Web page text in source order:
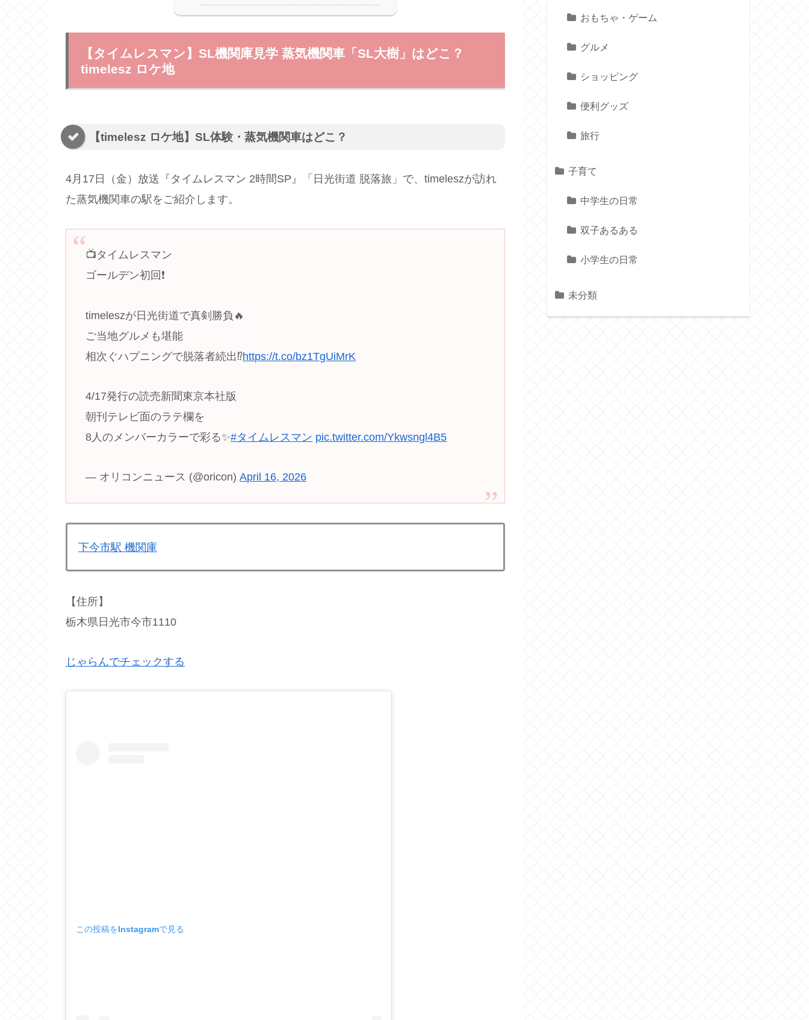
【タイムレスマン】SL機関庫見学 蒸気機関車「SL大樹」はどこ？
timelesz ロケ地
【timelesz ロケ地】SL体験・蒸気機関車はどこ？
4月17日（金）放送『タイムレスマン 2時間SP』「日光街道 脱落旅」で、timeleszが訪れ
た蒸気機関車の駅をご紹介します。
📺タイムレスマン
ゴールデン初回❗️
timeleszが日光街道で真剣勝負🔥
ご当地グルメも堪能
相次ぐハプニングで脱落者続出⁉️https://t.co/bz1TgUiMrK
4/17発行の読売新聞東京本社版
朝刊テレビ面のラテ欄を
8人のメンバーカラーで彩る✨️#タイムレスマン pic.twitter.com/Ykwsngl4B5
— オリコンニュース (@oricon)April 16, 2026
下今市駅 機関庫
【住所】
栃木県日光市今市1110
じゃらんでチェックする
この投稿をInstagramで見る
おもちゃ・ゲーム
グルメ
ショッピング
便利グッズ
旅行
子育て
中学生の日常
双子あるある
小学生の日常
未分類